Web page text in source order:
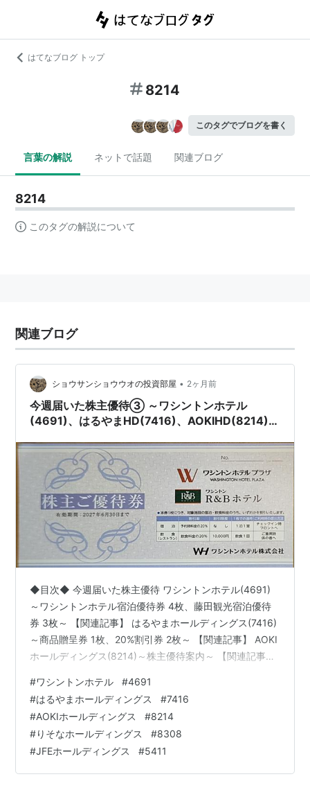
はてなブログ トップ
8214
このタグでブログを書く
言葉の解説 ネットで話題 関連ブログ
8214
このタグの解説について
関連ブログ
ショウサンショウウオの投資部屋 • 2ヶ月前
今週届いた株主優待③ ～ワシントンホテル
(4691)、はるやまHD(7416)、AOKIHD(8214)、
～
◆目次◆ 今週届いた株主優待 ワシントンホテル(4691)
～ワシントンホテル宿泊優待券 4枚、藤田観光宿泊優待
券 3枚～ 【関連記事】 はるやまホールディングス(7416)
～商品贈呈券 1枚、20%割引券 2枚～ 【関連記事】 AOKI
ホールディングス(8214)～株主優待案内～ 【関連記事】
ト 月間20ポイント～ 【関連記事】 JFEホールディングス
(5411)～株主向け工場見学会案内～ 【関連記事】 ブログ
をご覧頂き、ありがとうございます。 私は
「shousanshouuo」と申します。 中小型バリュー株を中
心とした長期投資スタンス…
#ワシントンホテル #4691
#はるやまホールディングス #7416
#AOKIホールディングス #8214
#りそなホールディングス #8308
#JFEホールディングス #5411